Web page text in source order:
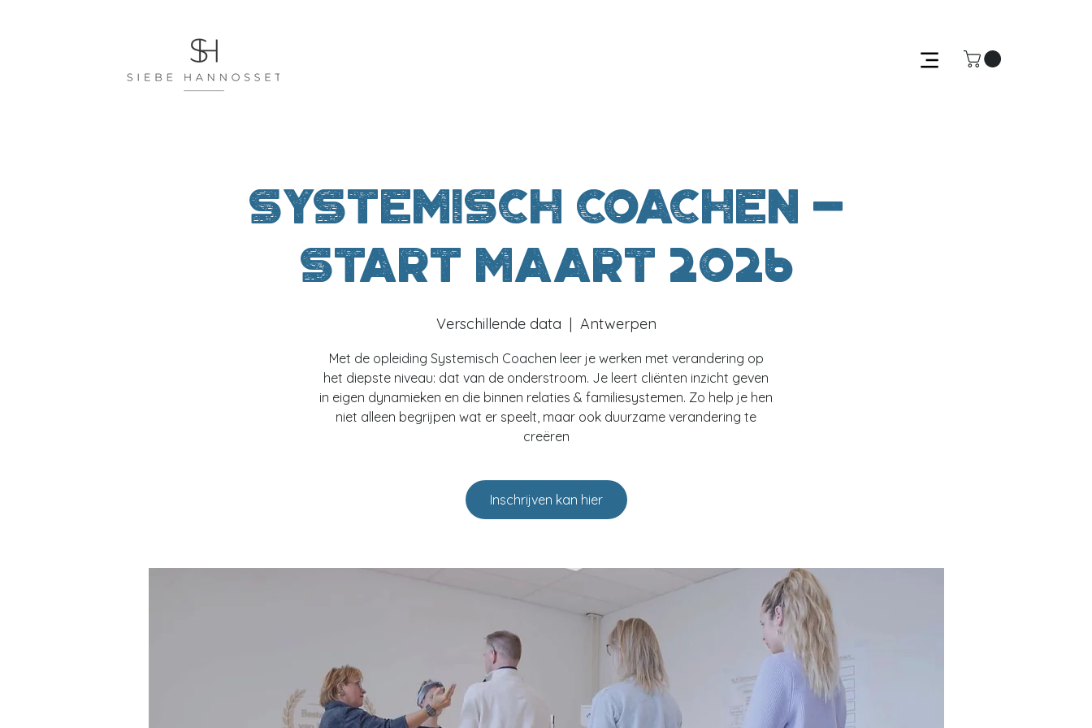
Systemisch Coachen -
start maart 2026
Verschillende data
  |
Antwerpen
Met de opleiding Systemisch Coachen leer je werken met verandering op
het diepste niveau: dat van de onderstroom. Je leert cliënten inzicht geven
in eigen dynamieken en die binnen relaties & familiesystemen. Zo help je hen
niet alleen begrijpen wat er speelt, maar ook duurzame verandering te
creëren
Inschrijven kan hier